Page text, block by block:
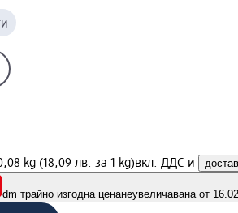
kg (18,09 лв. за 1 kg)вкл. ДДС и
dm трайно изгодна ценанеувеличавана от